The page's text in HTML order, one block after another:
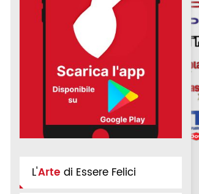
L'Arte di Essere Felici